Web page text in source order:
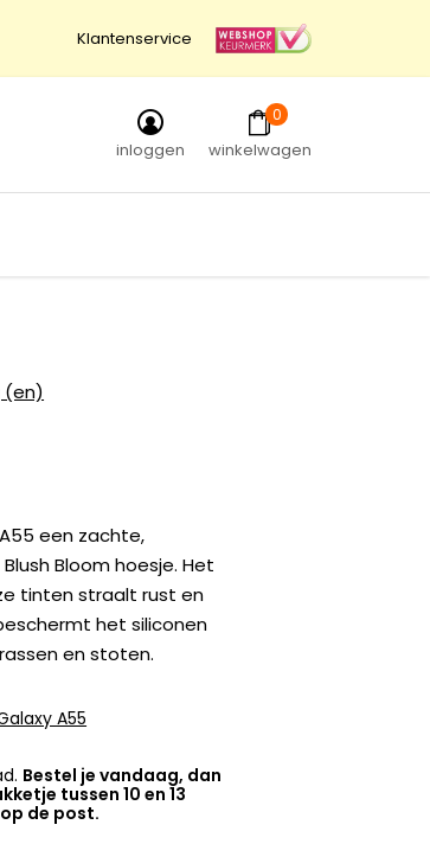
Klantenservice
inloggen
0
winkelwagen
(en)
een zachte,
Bloom hoesje. Het
tinten straalt rust en
het siliconen
en stoten.
A55
Bestel je vandaag, dan
tussen 10 en 13
de post.